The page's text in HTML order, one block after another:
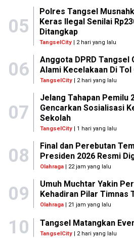
05
Polres Tangsel
Keras Ilegal Senilai
Ditangkap
TangselCity | 2 hari yang lalu
06
Anggota DPRD Tangsel
Alami Kecelakaan Di Tol
TangselCity| 2 hari yang lalu
07
Jelang Tahapan Pemilu
Gencarkan Sosialisasi
Sekolah
TangselCity| 1 hari yang lalu
08
Final dan Perebutan
Presiden 2026 Resmi
Olahraga| 22 jam yang lalu
09
Umuh Muchtar Yakin
Kehadiran Pilar Timnas
Olahraga| 21 jam yang lalu
10 Tangsel Matangkan
TangselCity | 2 hari yang lalu